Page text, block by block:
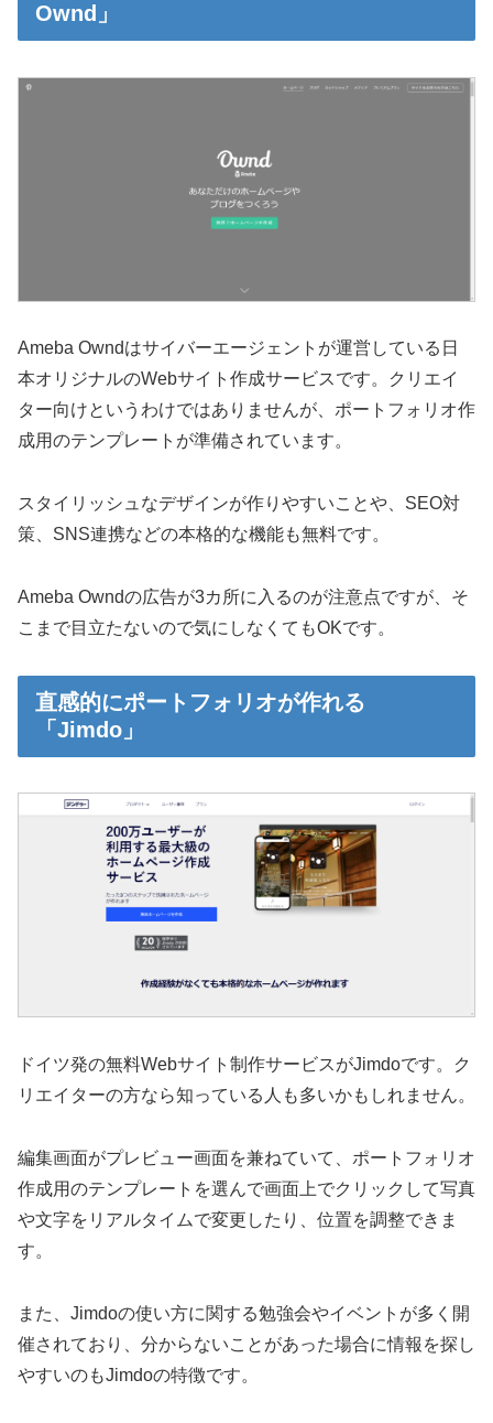
Ownd」
Ameba Owndはサイバーエージェントが運営している日
本オリジナルのWebサイト作成サービスです。クリエイ
ター向けというわけではありませんが、ポートフォリオ作
成用のテンプレートが準備されています。
スタイリッシュなデザインが作りやすいことや、SEO対
策、SNS連携などの本格的な機能も無料です。
Ameba Owndの広告が3カ所に入るのが注意点ですが、そ
こまで目立たないので気にしなくてもOKです。
直感的にポートフォリオが作れる
「Jimdo」
ドイツ発の無料Webサイト制作サービスがJimdoです。ク
リエイターの方なら知っている人も多いかもしれません。
編集画面がプレビュー画面を兼ねていて、ポートフォリオ
作成用のテンプレートを選んで画面上でクリックして写真
や文字をリアルタイムで変更したり、位置を調整できま
す。
また、Jimdoの使い方に関する勉強会やイベントが多く開
催されており、分からないことがあった場合に情報を探し
やすいのもJimdoの特徴です。